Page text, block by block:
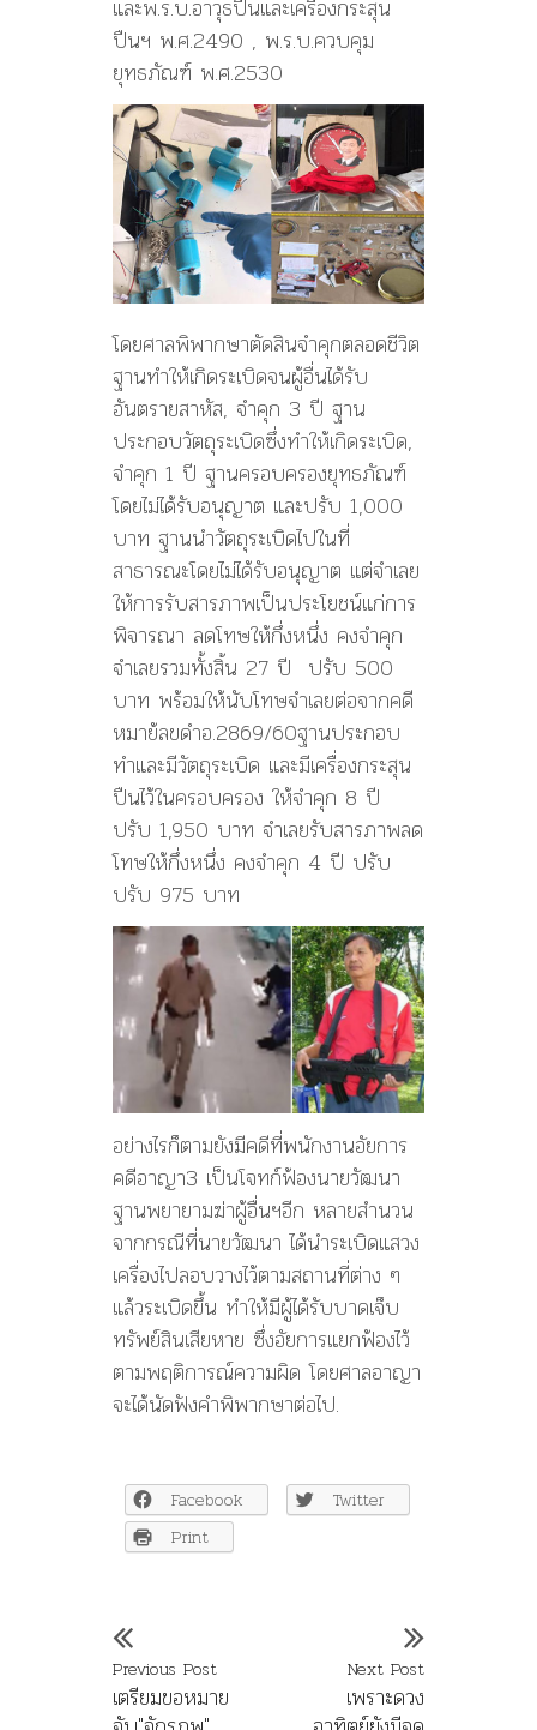
และพ.ร.บ.อาวุธปืนและเครื่องกระสุน
ปืนฯ พ.ศ.2490 , พ.ร.บ.ควบคุม
ยุทธภัณฑ์ พ.ศ.2530
โดยศาลพิพากษาตัดสินจำคุกตลอดชีวิต
ฐานทำให้เกิดระเบิดจนผู้อื่นได้รับ
อันตรายสาหัส, จำคุก 3 ปี ฐาน
ประกอบวัตถุระเบิดซึ่งทำให้เกิดระเบิด,
จำคุก 1 ปี ฐานครอบครองยุทธภัณฑ์
โดยไม่ได้รับอนุญาต และปรับ 1,000
บาท ฐานนำวัตถุระเบิดไปในที่
สาธารณะโดยไม่ได้รับอนุญาต แต่จำเลย
ให้การรับสารภาพเป็นประโยชน์แก่การ
พิจารณา ลดโทษให้กึ่งหนึ่ง คงจำคุก
จำเลยรวมทั้งสิ้น 27 ปี ปรับ 500
บาท พร้อมให้นับโทษจำเลยต่อจากคดี
หมาย้ลขดำอ.2869/60ฐานประกอบ
ทำและมีวัตถุระเบิด และมีเครื่องกระสุน
ปืนไว้ในครอบครอง ให้จำคุก 8 ปี
ปรับ 1,950 บาท จำเลยรับสารภาพลด
โทษให้กึ่งหนึ่ง คงจำคุก 4 ปี ปรับ
ปรับ 975 บาท
อย่างไรก็ตามยังมีคดีที่พนักงานอัยการ
คดีอาญา3 เป็นโจทก์ฟ้องนายวัฒนา
ฐานพยายามฆ่าผู้อื่นฯอีก หลายสำนวน
จากกรณีที่นายวัฒนา ได้นำระเบิดแสวง
เครื่องไปลอบวางไว้ตามสถานที่ต่าง ๆ
แล้วระเบิดขึ้น ทำให้มีผู้ได้รับบาดเจ็บ
ทรัพย์สินเสียหาย ซึ่งอัยการแยกฟ้องไว้
ตามพฤติการณ์ความผิด โดยศาลอาญา
จะได้นัดฟังคำพิพากษาต่อไป.
Facebook
Twitter
Print
Previous Post
เตรียมขอหมาย
Next Post
เพราะดวง